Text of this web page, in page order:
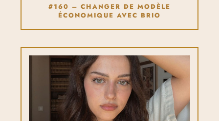
#160 – CHANGER DE MODÈLE
ÉCONOMIQUE AVEC BRIO